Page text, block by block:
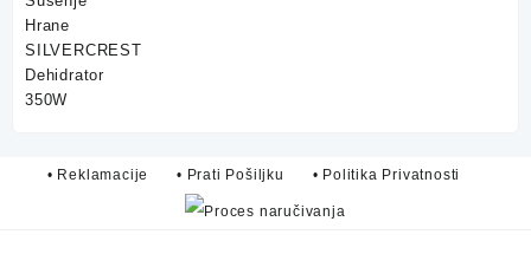
• Reklamacije • Prati Pošiljku • Politika Privatnosti